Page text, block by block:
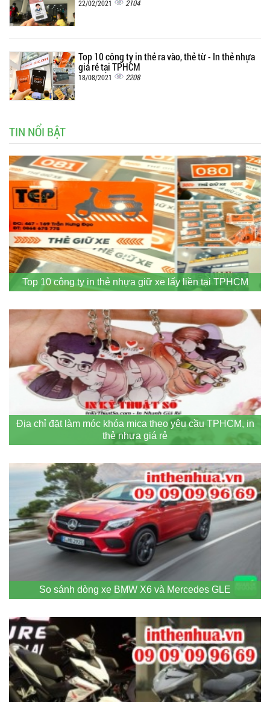
22/02/2021 2104
Top 10 công ty in thẻ ra vào, thẻ từ - In thẻ nhựa
giá rẻ tại TPHCM
18/08/2021 2208
TIN NỔI BẬT
Top 10 công ty in thẻ nhựa giữ xe lấy liền tại TPHCM
Địa chỉ đặt làm móc khóa mica theo yêu cầu TPHCM, in
thẻ nhựa giá rẻ
So sánh dòng xe BMW X6 và Mercedes GLE